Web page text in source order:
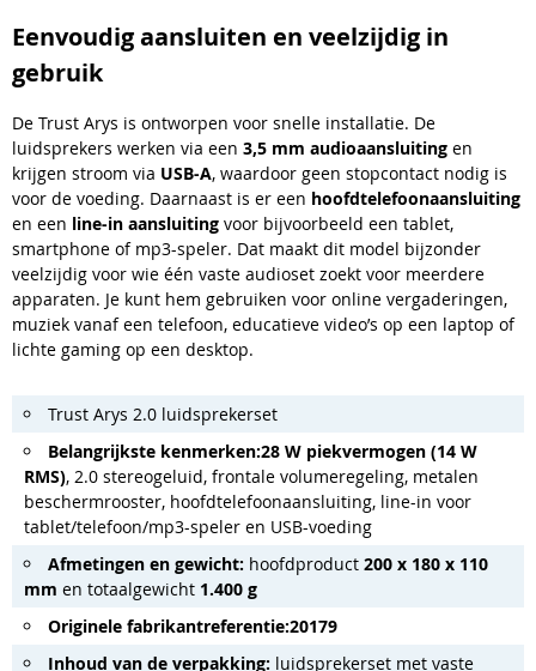
Eenvoudig aansluiten en veelzijdig in
gebruik
De Trust Arys is ontworpen voor snelle installatie. De
luidsprekers werken via een 3,5 mm audioaansluiting en
krijgen stroom via USB-A, waardoor geen stopcontact nodig is
voor de voeding. Daarnaast is er een hoofdtelefoonaansluiting
en een line-in aansluiting voor bijvoorbeeld een tablet,
smartphone of mp3-speler. Dat maakt dit model bijzonder
veelzijdig voor wie één vaste audioset zoekt voor meerdere
apparaten. Je kunt hem gebruiken voor online vergaderingen,
muziek vanaf een telefoon, educatieve video’s op een laptop of
lichte gaming op een desktop.
Trust Arys 2.0 luidsprekerset
Belangrijkste kenmerken:28 W piekvermogen (14 W
RMS), 2.0 stereogeluid, frontale volumeregeling, metalen
beschermrooster, hoofdtelefoonaansluiting, line-in voor
tablet/telefoon/mp3-speler en USB-voeding
Afmetingen en gewicht: hoofdproduct 200 x 180 x 110
mm en totaalgewicht 1.400 g
Originele fabrikantreferentie:20179
Inhoud van de verpakking: luidsprekerset met vaste